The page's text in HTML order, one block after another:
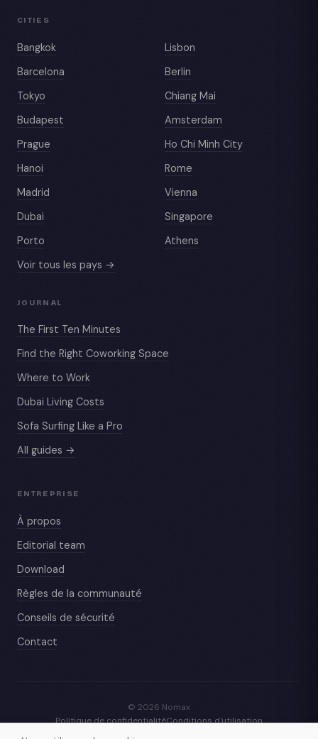
CITIES
Bangkok
Lisbon
Barcelona
Berlin
Tokyo
Chiang Mai
Budapest
Amsterdam
Prague
Ho Chi Minh City
Hanoi
Rome
Madrid
Vienna
Dubai
Singapore
Porto
Athens
Voir tous les pays →
JOURNAL
The First Ten Minutes
Find the Right Coworking Space
Where to Work
Dubai Living Costs
Sofa Surfing Like a Pro
All guides →
ENTREPRISE
À propos
Editorial team
Download
Règles de la communauté
Conseils de sécurité
Contact
© 2026 Nomax
Politique de confidentialitéConditions d'utilisation